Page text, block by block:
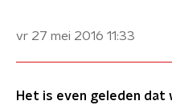
vr 27 mei 2016 11:33
Het is even geleden dat